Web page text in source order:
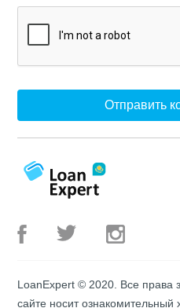
LoanExpert © 2020. Все
сайте носит ознакомительный